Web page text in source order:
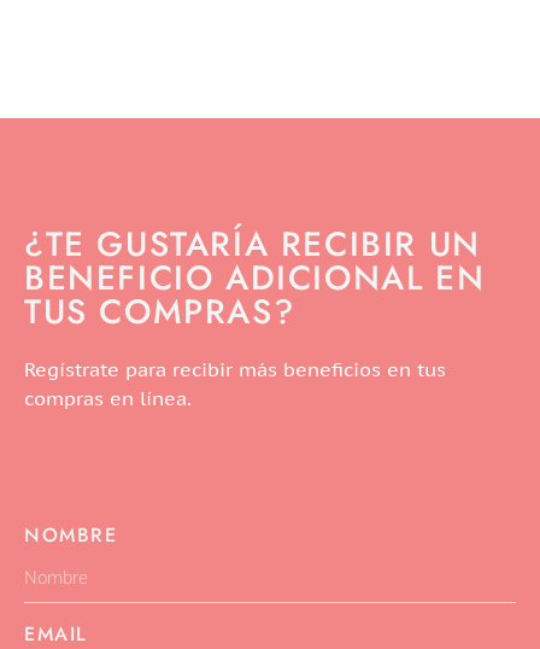
¿TE GUSTARÍA RECIBIR UN
BENEFICIO ADICIONAL EN
TUS COMPRAS?
Regístrate para recibir más beneficios en tus
compras en línea.
NOMBRE
EMAIL